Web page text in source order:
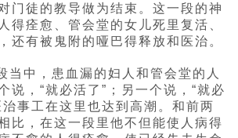
门徒的教导做为结束。这一段的神
得痊愈、管会堂的女儿死里复活、
还有被鬼附的哑巴得释放和医治。
当中，患血漏的妇人和管会堂的人
说，“就必活了”；另一个说，“就必
事工在这里也达到高潮。和前两
比，在这一段里他不但能使人病得